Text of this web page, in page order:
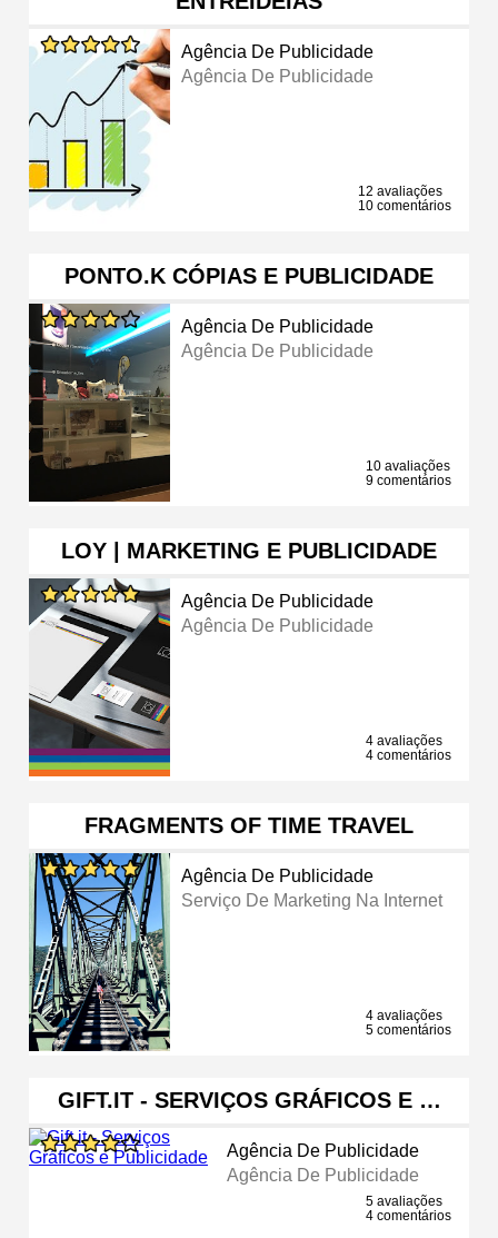
Agência De Publicidade
Agência De Publicidade
12 avaliações
10 comentários
PONTO.K CÓPIAS E PUBLICIDADE
Agência De Publicidade
Agência De Publicidade
10 avaliações
9 comentários
LOY | MARKETING E PUBLICIDADE
Agência De Publicidade
Agência De Publicidade
4 avaliações
4 comentários
FRAGMENTS OF TIME TRAVEL
Agência De Publicidade
Serviço De Marketing Na Internet
4 avaliações
5 comentários
GIFT.IT - SERVIÇOS GRÁFICOS E …
Agência De Publicidade
Agência De Publicidade
5 avaliações
4 comentários